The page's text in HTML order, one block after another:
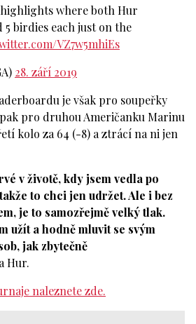
highlights where both Hur
5 birdies each just on the
VZ7w5mhiEs
28. září 2019
je však pro soupeřky
pro druhou Američanku Marinu
kolo za 64 (-8) a ztrácí na ni jen
v životě, kdy jsem vedla po
to chci jen udržet. Ale i bez
je to samozřejmě velký tlak.
užít a hodně mluvit se svým
jak zbytečně
Hur.
naleznete zde.